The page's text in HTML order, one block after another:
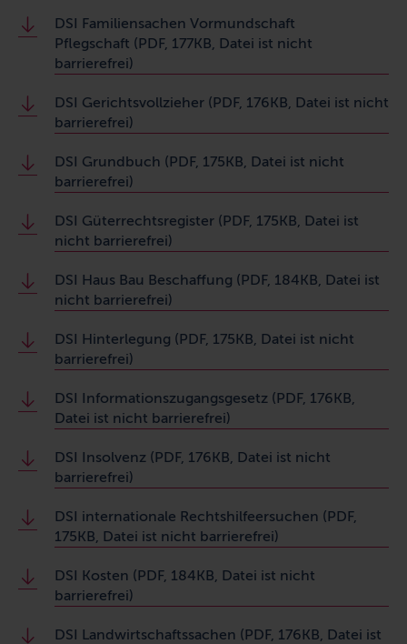
DSI Familiensachen Vormundschaft
Pflegschaft (PDF, 177KB, Datei ist nicht
barrierefrei)
DSI Gerichtsvollzieher (PDF, 176KB, Datei ist nicht
barrierefrei)
DSI Grundbuch (PDF, 175KB, Datei ist nicht
barrierefrei)
DSI Güterrechtsregister (PDF, 175KB, Datei ist
nicht barrierefrei)
DSI Haus Bau Beschaffung (PDF, 184KB, Datei ist
nicht barrierefrei)
DSI Hinterlegung (PDF, 175KB, Datei ist nicht
barrierefrei)
DSI Informationszugangsgesetz (PDF, 176KB,
Datei ist nicht barrierefrei)
DSI Insolvenz (PDF, 176KB, Datei ist nicht
barrierefrei)
DSI internationale Rechtshilfeersuchen (PDF,
175KB, Datei ist nicht barrierefrei)
DSI Kosten (PDF, 184KB, Datei ist nicht
barrierefrei)
DSI Landwirtschaftssachen (PDF, 176KB, Datei ist